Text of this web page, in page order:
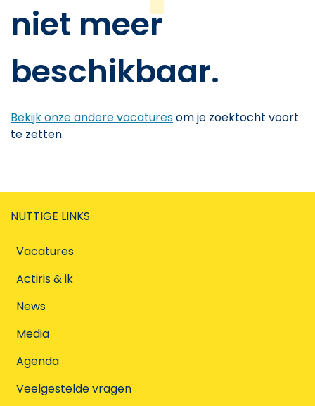
niet meer
beschikbaar.
Bekijk onze andere vacaturesom je zoektocht voort
te zetten.
NUTTIGE LINKS
Vacatures
Actiris & ik
News
Media
Agenda
Veelgestelde vragen